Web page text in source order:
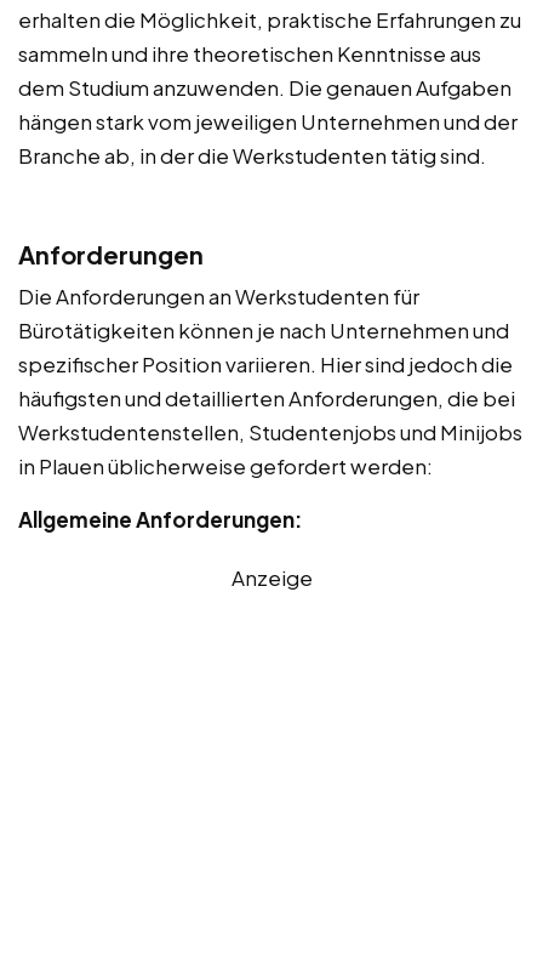
erhalten die Möglichkeit, praktische Erfahrungen zu
sammeln und ihre theoretischen Kenntnisse aus
dem Studium anzuwenden. Die genauen Aufgaben
hängen stark vom jeweiligen Unternehmen und der
Branche ab, in der die Werkstudenten tätig sind.
Anforderungen
Die Anforderungen an Werkstudenten für
Bürotätigkeiten können je nach Unternehmen und
spezifischer Position variieren. Hier sind jedoch die
häufigsten und detaillierten Anforderungen, die bei
Werkstudentenstellen, Studentenjobs und Minijobs
in Plauen üblicherweise gefordert werden:
Allgemeine Anforderungen:
Anzeige